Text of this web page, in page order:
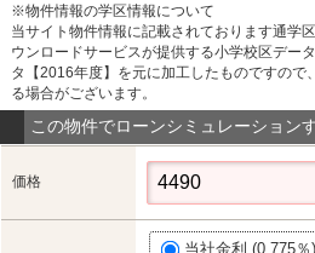
※物件情報の学区情報について
当サイト物件情報に記載されております通学
ウンロードサービスが提供する小学校区デー
タ【2016年度】を元に加工したものですので
る場合がございます。
この物件でローンシミュレーション
価格
当社金利 (0.775％)